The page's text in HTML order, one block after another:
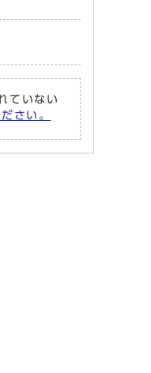
ていない
さい。